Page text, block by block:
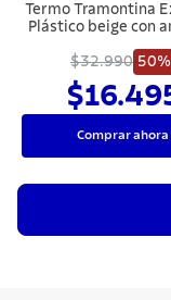
Termo Tramontina
Plástico beige con
$32.990 50%
Comprar ahora